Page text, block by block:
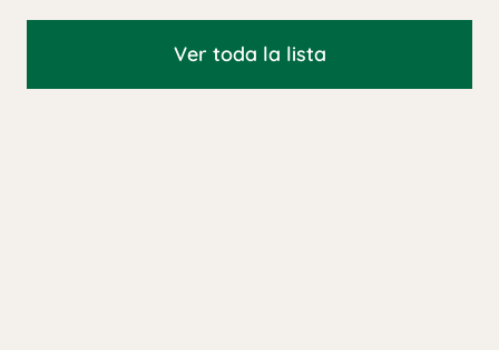
Ver toda la lista